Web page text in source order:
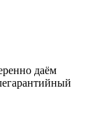
даём